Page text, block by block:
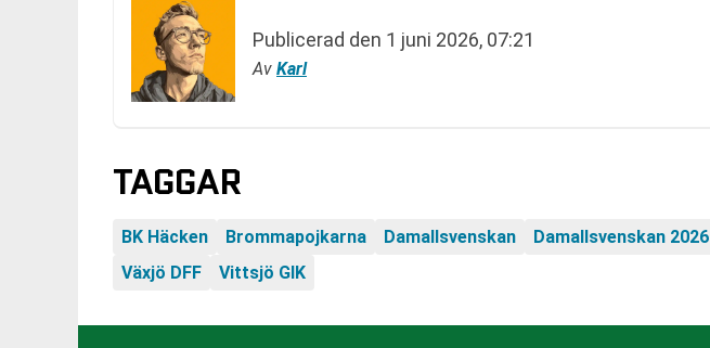
Publicerad den 1 juni 2026, 07:21
Av Karl
TAGGAR
BK Häcken Brommapojkarna Damallsvenskan Damallsvenskan 2026
Växjö DFF
Vittsjö GIK